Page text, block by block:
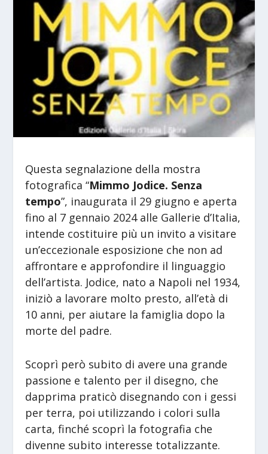
Questa segnalazione della mostra
fotografica “Mimmo Jodice. Senza
tempo”, inaugurata il 29 giugno e aperta
fino al 7 gennaio 2024 alle Gallerie d’Italia,
intende costituire più un invito a visitare
un’eccezionale esposizione che non ad
affrontare e approfondire il linguaggio
dell’artista. Jodice, nato a Napoli nel 1934,
iniziò a lavorare molto presto, all’età di
10 anni, per aiutare la famiglia dopo la
morte del padre.
Scoprì però subito di avere una grande
passione e talento per il disegno, che
dapprima praticò disegnando con i gessi
per terra, poi utilizzando i colori sulla
carta, finché scoprì la fotografia che
divenne subito interesse totalizzante.